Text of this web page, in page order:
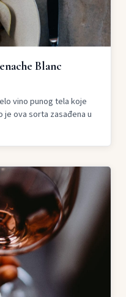
Blanc
vino punog tela koje
ova sorta zasađena u